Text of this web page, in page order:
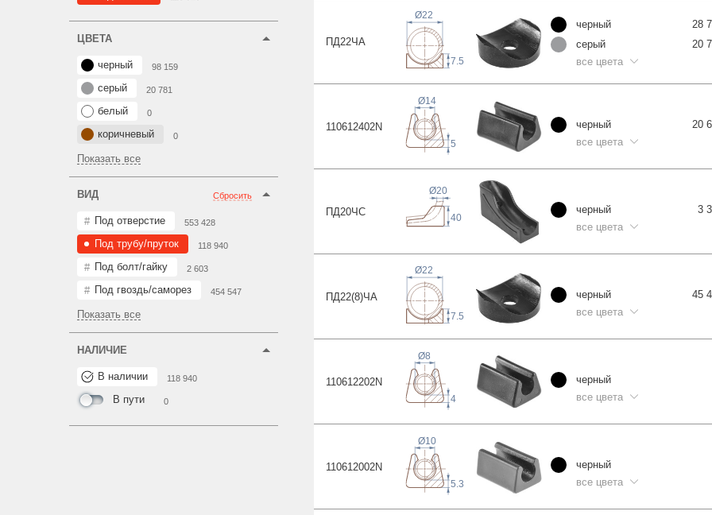
ЦВЕТА
черный 98 159
серый 20 781
белый 0
коричневый 0
Показать все
ВИД Сбросить
Под отверстие 553 428
Под трубу/пруток 118 940
Под болт/гайку 2 603
Под гвоздь/саморез 454 547
Показать все
НАЛИЧИЕ
В наличии 118 940
В пути 0
ПД22ЧА
7.5
Ø22
черный
серый
все цвета
28
20
110612402N
5
Ø14
черный
все цвета
20
ПД20ЧС
40
Ø20
черный
все цвета
3
ПД22(8)ЧА
7.5
Ø22
черный
все цвета
45
110612202N
4
Ø8
черный
все цвета
110612002N
5.3
Ø10
черный
все цвета